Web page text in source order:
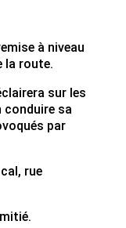
à niveau
la route.
sur les
conduire sa
par
rue